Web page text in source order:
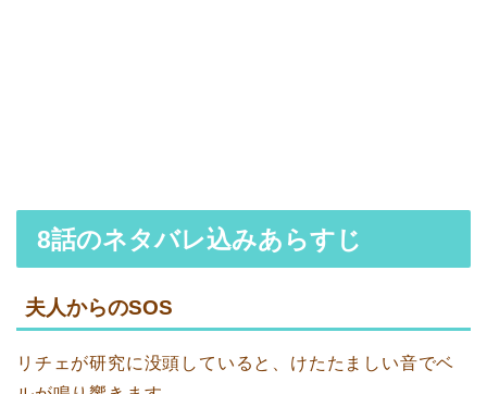
8話のネタバレ込みあらすじ
夫人からのSOS
リチェが研究に没頭していると、けたたましい音でベ